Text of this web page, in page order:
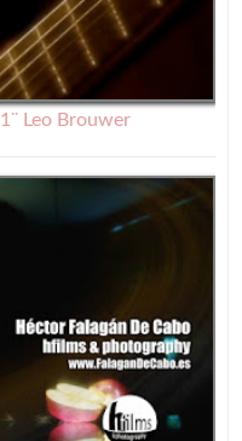
Leo Brouwer